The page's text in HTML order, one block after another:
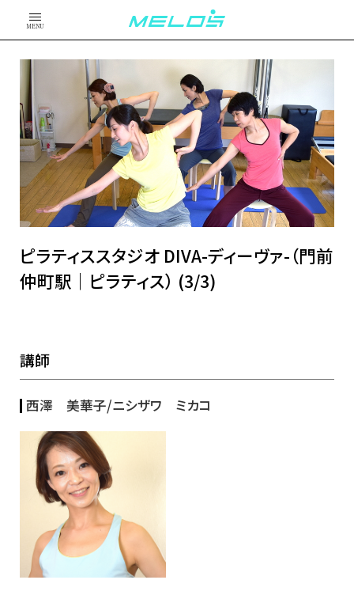
MENU
ピラティススタジオ DIVA-ディーヴァ-（門前
仲町駅｜ピラティス） (3/3)
講師
西澤 美華子/ニシザワ ミカコ